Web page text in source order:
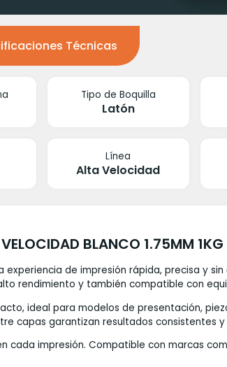
Técnicas
Tipo de Boquilla
Latón
Línea
Alta Velocidad
BLANCO 1.75MM 1KG
experiencia de impresión rápida, precisa y
rendimiento y también compatible con
ideal para modelos de presentación,
capas garantizan resultados consistentes
impresión. Compatible con marcas